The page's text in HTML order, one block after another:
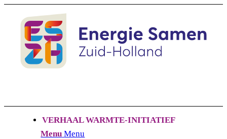
Menu Menu
VERHAAL WARMTE-INITIATIEF